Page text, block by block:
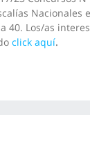
Nacionales
40. Los/as
click aquí.